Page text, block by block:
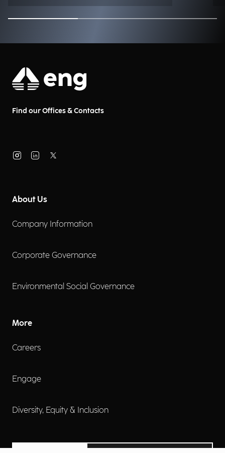
Find our Offices & Contacts
About Us
Company Information
Corporate Governance
Environmental Social Governance
More
Careers
Engage
Diversity, Equity & Inclusion